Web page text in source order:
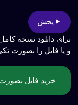
پخش
برای دانلود نسخه کامل
و یا فایل را بصورت
خرید فایل